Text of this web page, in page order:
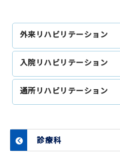
外来リハビリテーション
入院リハビリテーション
通所リハビリテーション
診療科